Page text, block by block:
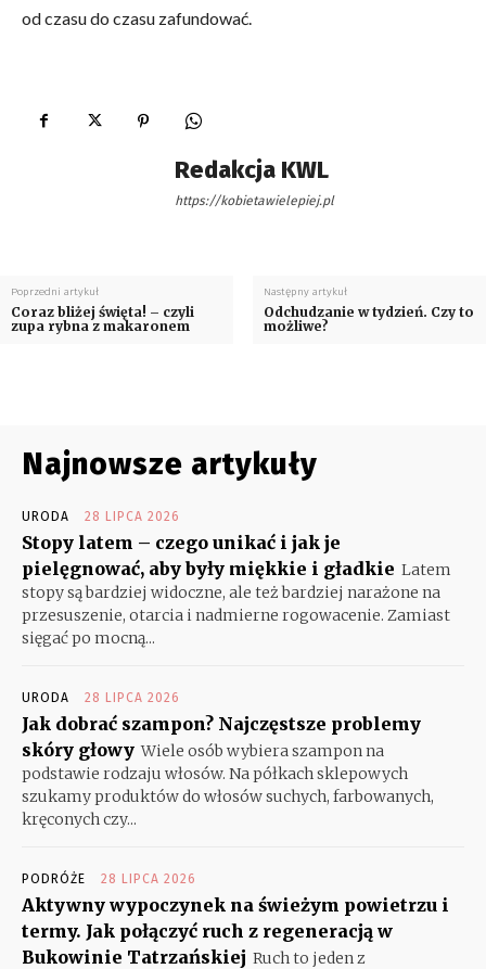
od czasu do czasu zafundować.
Redakcja KWL
https://kobietawielepiej.pl
Poprzedni artykuł
Coraz bliżej święta! – czyli
zupa rybna z makaronem
Następny artykuł
Odchudzanie w tydzień. Czy to
możliwe?
Najnowsze artykuły
URODA 28 LIPCA 2026
Stopy latem – czego unikać i jak je
pielęgnować, aby były miękkie i gładkie Latem
stopy są bardziej widoczne, ale też bardziej narażone na
przesuszenie, otarcia i nadmierne rogowacenie. Zamiast
sięgać po mocną...
URODA 28 LIPCA 2026
Jak dobrać szampon? Najczęstsze problemy
skóry głowy Wiele osób wybiera szampon na
podstawie rodzaju włosów. Na półkach sklepowych
szukamy produktów do włosów suchych, farbowanych,
kręconych czy...
PODRÓŻE 28 LIPCA 2026
Aktywny wypoczynek na świeżym powietrzu i
termy. Jak połączyć ruch z regeneracją w
Bukowinie Tatrzańskiej Ruch to jeden z